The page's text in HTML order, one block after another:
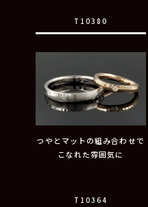
T10380
つやとマットの組み合わせで
こなれた雰囲気に
T10364